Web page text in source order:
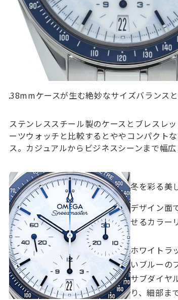
38mmケースが生む絶妙なサイズバランス
ステンレススチール製のケースとブレスレ
ーツウォッチと比較するとややコンパクト
ス。カジュアルからビジネスシーンまで幅
冬を彩る美
デザイン面
せるカラー
ホワイトラ
いブルーの
サブダイヤ
り、細部ま